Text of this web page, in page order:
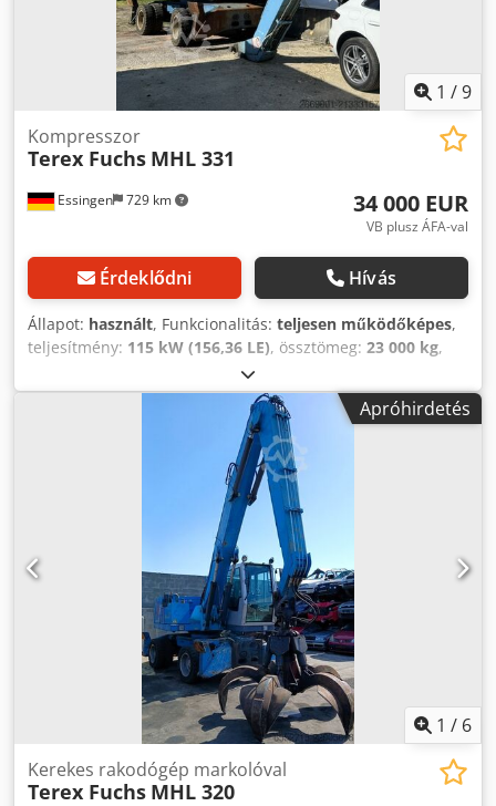
1 /9
Essingen 729 km
Kompresszor
Terex Fuchs MHL 331
34 000 EUR
VB plusz ÁFA-val
Érdeklődni Hívás
Állapot: használt, Funkcionalitás: teljesen működőképes,
teljesítmény: 115 kW (156,36 LE), össztömeg: 23 000 kg,
, szín:kék
maximális teherbírás:12 500 kg, saját tömeg:24 200 kg,
, hajtástípus:automata
, Gyártási év:
, Felszereltség:
, Ezt a használt Terex Fuchs MHL
331 kompresszort kínáljuk eladásra, 2005-ös gyártási évvel.
Igény szerint forgómarkoló is kérhető. Dsdpfx
Asynbggjnkjkr Gyártó: Terex Fuchs Típus: MHL 331 Jármű-
azonosító szám: 331110020 Megengedett össztömeg: 23
000 kg Megengedett első tengelyterhelés: 11 700 kg
Megengedett hátsó tengelyterhelés: kg Gyártási év: 2005
Motorteljesítmény: 115 kW Standard üzemi tömeg: 24 200
kg Kérdés esetén vagy további információ igénylésekor
írjon nekünk üzenetet, vagy hívjon bátran. Szívesen
küldünk Önnek videót és további képeket.
Apróhirdetés
1 / 6
Kerekes rakodógép markolóval
Terex Fuchs MHL 320